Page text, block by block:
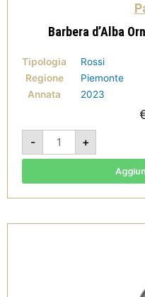
Barbera d’Alba
Tipologia
Rossi
Regione
Piemonte
Annata
2023
-
Barbera
d'Alba
Ornati
DOC
quantità
+